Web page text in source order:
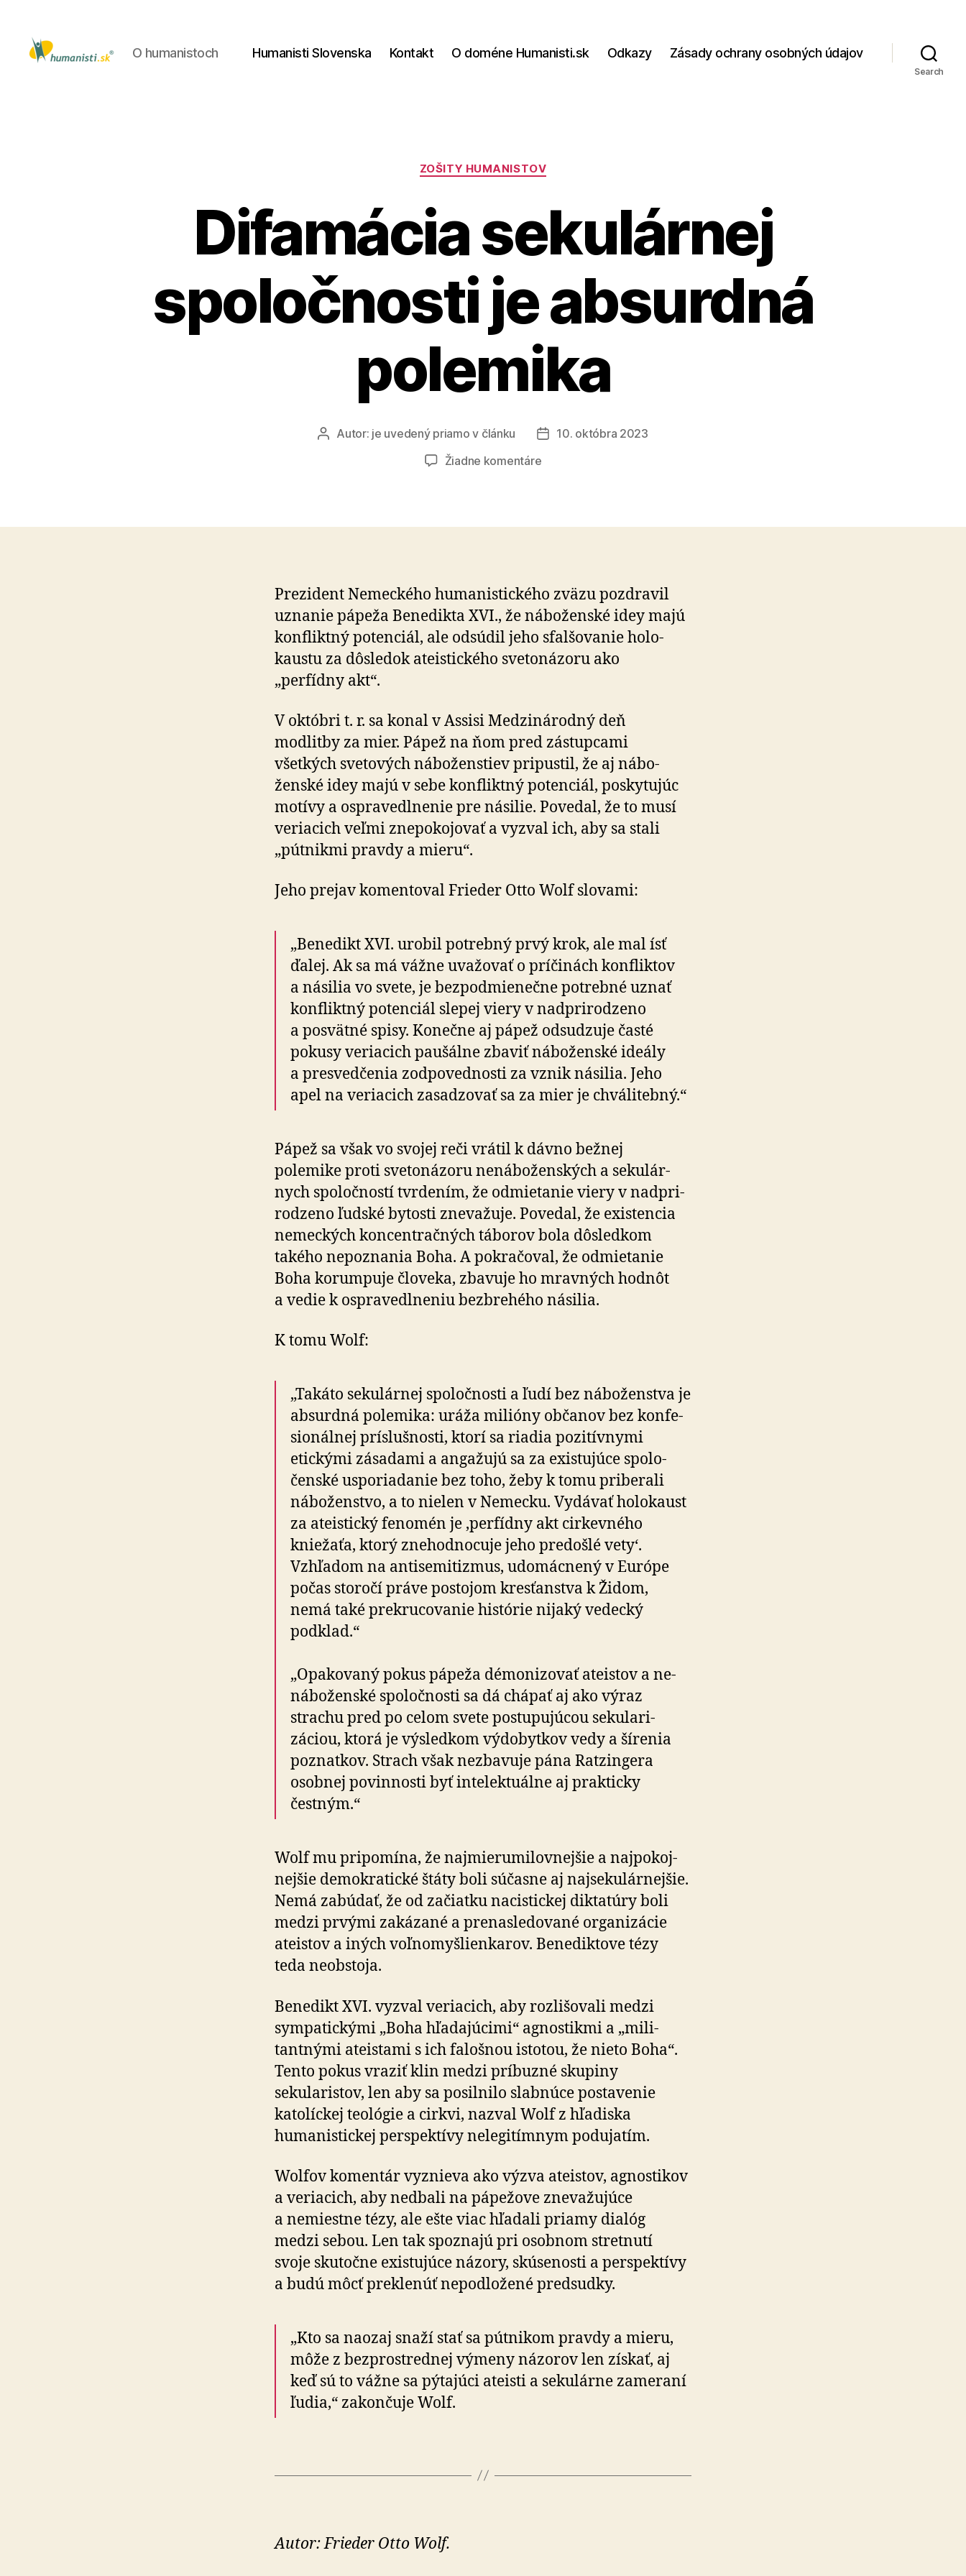
O humanistoch Humanisti Slovenska Kontakt O doméne Humanisti.sk Odkazy Zásady ochrany osobných údajov
Search
Kategórie
ZOŠITY HUMANISTOV
Difamácia sekulárnej
spoločnosti je absurdná
polemika
AutorAutor: je uvedený priamo v článku
Dátum
10. októbra 2023
Žiadne komentárena
je
Prezident Nemeckého humanistického zväzu pozdravil
uznanie pápeža Benedikta XVI., že náboženské idey majú
konfliktný potenciál, ale odsúdil jeho sfalšovanie holo­
kaustu za dôsledok ateistického sve­to­ná­zoru ako
„perfídny akt“.
V októbri t. r. sa konal v Assisi Medzi­ná­rodný deň
modlitby za mier. Pápež na ňom pred zástupcami
všetkých sve­to­vých ná­bo­žen­stiev pripustil, že aj ná­bo­
ženské idey majú v sebe konfliktný potenciál, poskytujúc
motívy a ospra­vedlnenie pre násilie. Povedal, že to musí
veriacich veľmi zne­po­ko­jo­vať a vyzval ich, aby sa stali
„pútnikmi pravdy a mieru“.
Jeho prejav komentoval Frieder Otto Wolf slovami:
„Benedikt XVI. urobil potrebný prvý krok, ale mal ísť
ďalej. Ak sa má vážne uvažovať o prí­či­nách konfliktov
a ná­silia vo svete, je bez­pod­mie­nečne potrebné uznať
konfliktný potenciál slepej viery v nad­pri­ro­dzeno
a posvätné spisy. Konečne aj pápež odsudzuje časté
pokusy veriacich paušálne zbaviť náboženské ideály
a presved­čenia zodpo­ved­nosti za vznik násilia. Jeho
apel na ve­ria­cich zasadzovať sa za mier je chválitebný.“
Pápež sa však vo svojej reči vrátil k dávno bežnej
polemike proti sve­to­ná­zoru ne­ná­bo­žen­ských a se­ku­lár­
nych spo­loč­ností tvrdením, že odmie­tanie viery v nad­pri­
ro­dzeno ľudské bytosti znevažuje. Povedal, že existencia
nemeckých kon­cen­trač­ných táborov bola dôsledkom
takého nepoznania Boha. A pokra­čo­val, že odmietanie
Boha korumpuje človeka, zbavuje ho mravných hodnôt
a vedie k ospra­vedlneniu bez­bre­hého násilia.
K tomu Wolf:
„Takáto sekulárnej spoločnosti a ľudí bez ná­bo­žen­stva je
absurdná polemika: uráža milióny občanov bez kon­fe­
sio­nál­nej príslušnosti, ktorí sa riadia pozitívnymi
etickými zásadami a anga­žujú sa za existujúce spo­lo­
čenské uspo­ria­danie bez toho, žeby k tomu priberali
náboženstvo, a to nielen v Nemecku. Vydávať holokaust
za ateistický fe­no­mén je ‚perfídny akt cirkevného
kniežaťa, ktorý zne­hod­no­cuje jeho predošlé vety‘.
Vzhľadom na anti­se­mi­tizmus, udo­mác­nený v Európe
počas sto­ročí práve postojom kresťanstva k Židom,
nemá také pre­kru­co­vanie histórie nijaký vedecký
podklad.“
„Opakovaný pokus pápeža démonizovať ateistov a ne­
ná­bo­ženské spo­loč­nosti sa dá chápať aj ako výraz
strachu pred po celom svete postupujúcou seku­la­ri­
záciou, ktorá je výsledkom výdobytkov vedy a ší­renia
poznatkov. Strach však nezbavuje pána Ratzingera
osobnej povinnosti byť inte­lek­tuálne aj prakticky
čestným.“
Wolf mu pripomína, že najmierumilovnejšie a najpo­koj­
nejšie demo­kratické štáty boli súčasne aj naj­se­ku­lár­nejšie.
Nemá zabúdať, že od začiatku nacistickej diktatúry boli
medzi prvými zakázané a pre­nasledo­vané orga­ni­zácie
ateistov a iných voľno­myšlien­karov. Benediktove tézy
teda neobstoja.
Benedikt XVI. vyzval veriacich, aby rozlišovali medzi
sympatickými „Boha hľadajúcimi“ agnostikmi a „mi­li­
tantnými ateistami s ich falošnou istotou, že nieto Boha“.
Tento pokus vraziť klin medzi príbuzné skupiny
sekularistov, len aby sa posilnilo slabnúce postavenie
katolíckej teológie a cirkvi, nazval Wolf z hľadiska
humanistickej perspektívy nelegitímnym podujatím.
Wolfov komentár vyznieva ako výzva ateistov, agnostikov
a veriacich, aby nedbali na pápežove znevažujúce
a nemiestne tézy, ale ešte viac hľadali priamy dialóg
medzi sebou. Len tak spoznajú pri osobnom stretnutí
svoje skutočne existujúce názory, skúsenosti a perspektívy
a budú môcť preklenúť nepodložené predsudky.
„Kto sa naozaj snaží stať sa pútnikom pravdy a mieru,
môže z bezprostrednej výmeny názorov len získať, aj
keď sú to vážne sa pýtajúci ateisti a sekulárne zameraní
ľudia,“ zakončuje Wolf.
Autor: Frieder Otto Wolf.